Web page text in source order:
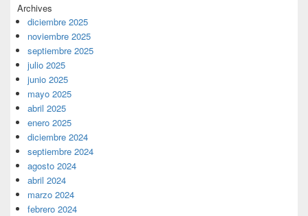
Archives
diciembre 2025
noviembre 2025
septiembre 2025
julio 2025
junio 2025
mayo 2025
abril 2025
enero 2025
diciembre 2024
septiembre 2024
agosto 2024
abril 2024
marzo 2024
febrero 2024